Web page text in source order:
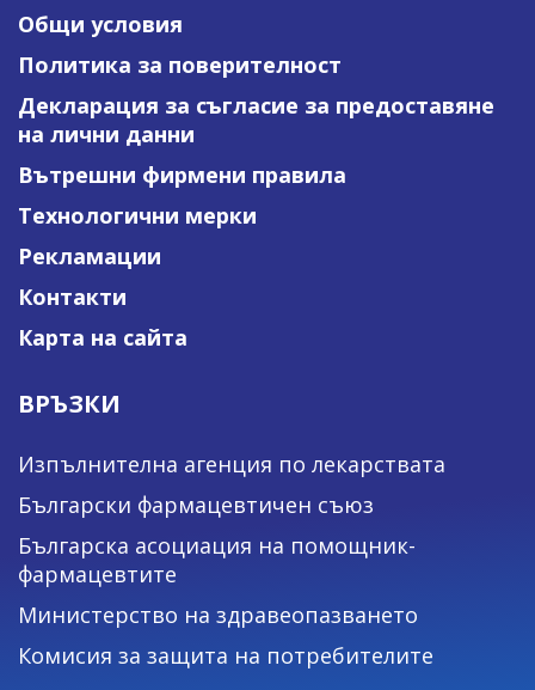
Общи условия
Политика за поверителност
Декларация за съгласие за предоставяне
на лични данни
Вътрешни фирмени правила
Технологични мерки
Рекламации
Контакти
Карта на сайта
ВРЪЗКИ
Изпълнителна агенция по лекарствата
Български фармацевтичен съюз
Българска асоциация на помощник-
фармацевтите
Министерство на здравеопазването
Комисия за защита на потребителите